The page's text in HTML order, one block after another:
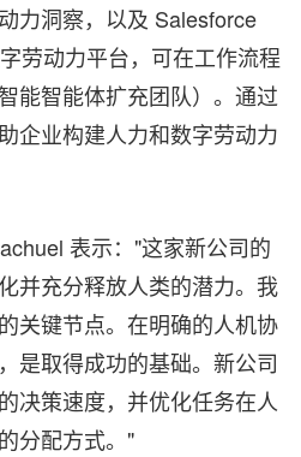
力洞察，以及 Salesforce
劳动力平台，可在工作流程
能智能体扩充团队）。通过
企业构建人力和数字劳动力
表示："这家新公司的
并充分释放人类的潜力。我
关键节点。在明确的人机协
是取得成功的基础。新公司
决策速度，并优化任务在人
分配方式。"